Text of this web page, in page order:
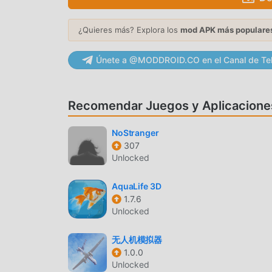
versión deSurvivor Idle Run1.3.15.561gratis,
tarea mecánica repetitiva en el juego, así que
moddroid promete que cualquier mod de
JUGABILIDAD ÚNICA
Survivor Idle Run Como un popular juego de
cantidad de fanáticos en todo el mundo. A
Run, solo necesitas pasar por el tutorial para
disfrutar de la alegría que brinda el clásico
moddroid ha creado especialmente una
permite comunicarse y compartir con todos
HERMOSA PANTALLA
¿Quieres más? Explora los mod APK más
Únete a @MODDROID.CO en el Canal de
Recomendar Juegos y
NoStranger
307
Unlocked
AquaLife 3D
1.7.6
Unlocked
无人机模拟器
1.0.0
Unlocked